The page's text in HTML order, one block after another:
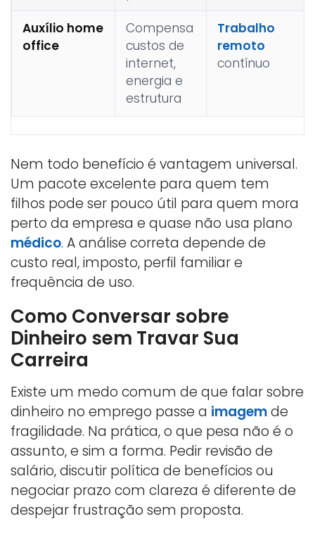
Auxílio home
office
Compensa
custos de
internet,
energia e
estrutura
Trabalho
remoto
contínuo
Nem todo benefício é vantagem universal.
Um pacote excelente para quem tem
filhos pode ser pouco útil para quem mora
perto da empresa e quase não usa plano
médico. A análise correta depende de
custo real, imposto, perfil familiar e
frequência de uso.
Como Conversar sobre
Dinheiro sem Travar Sua
Carreira
Existe um medo comum de que falar sobre
dinheiro no emprego passe a imagemde
fragilidade. Na prática, o que pesa não é o
assunto, e sim a forma. Pedir revisão de
salário, discutir política de benefícios ou
negociar prazo com clareza é diferente de
despejar frustração sem proposta.